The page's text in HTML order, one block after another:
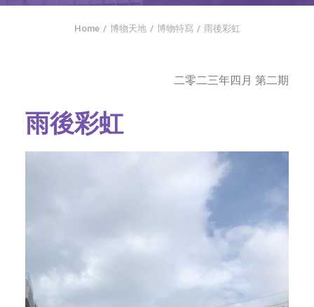
Home 博物天地 博物特寫 雨後彩虹
二零二三年四月 第二期
雨後彩虹